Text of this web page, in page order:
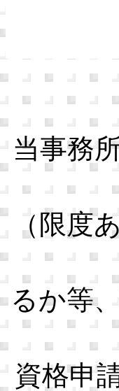
当事務
（限度
るか等
資格申